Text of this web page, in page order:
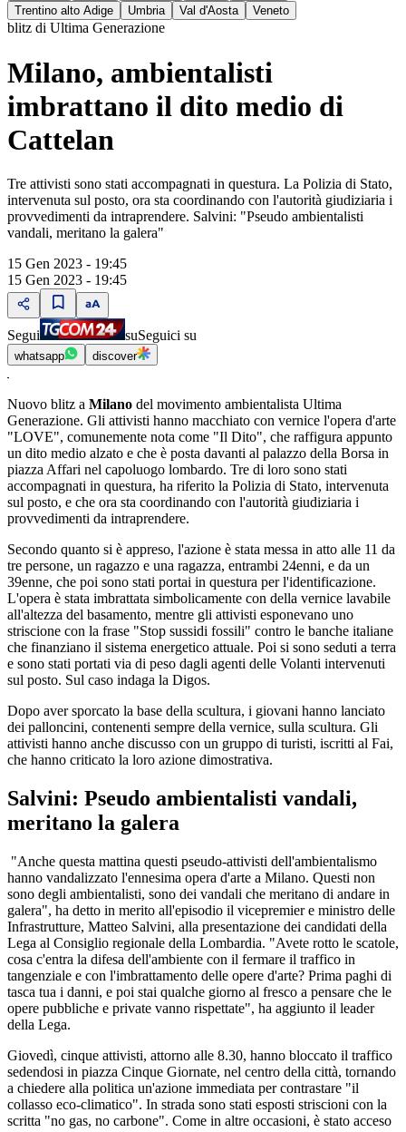
Trentino alto Adige
Umbria Val d'Aosta Veneto
blitz di Ultima Generazione
Milano, ambientalisti
imbrattano il dito medio di
Cattelan
Tre attivisti sono stati accompagnati in questura. La Polizia di Stato,
intervenuta sul posto, ora sta coordinando con l'autorità giudiziaria i
provvedimenti da intraprendere. Salvini: "Pseudo ambientalisti
vandali, meritano la galera"
15 Gen 2023 - 19:45
15 Gen 2023 - 19:45
Segui suSeguici su
whatsapp discover
Nuovo blitz a Milano del movimento ambientalista Ultima
Generazione. Gli attivisti hanno macchiato con vernice l'opera d'arte
"LOVE", comunemente nota come "Il Dito", che raffigura appunto
un dito medio alzato e che è posta davanti al palazzo della Borsa in
piazza Affari nel capoluogo lombardo. Tre di loro sono stati
accompagnati in questura, ha riferito la Polizia di Stato, intervenuta
sul posto, e che ora sta coordinando con l'autorità giudiziaria i
provvedimenti da intraprendere.
Secondo quanto si è appreso, l'azione è stata messa in atto alle 11 da
tre persone, un ragazzo e una ragazza, entrambi 24enni, e da un
39enne, che poi sono stati portai in questura per l'identificazione.
L'opera è stata imbrattata simbolicamente con della vernice lavabile
all'altezza del basamento, mentre gli attivisti esponevano uno
striscione con la frase "Stop sussidi fossili" contro le banche italiane
che finanziano il sistema energetico attuale. Poi si sono seduti a terra
e sono stati portati via di peso dagli agenti delle Volanti intervenuti
sul posto. Sul caso indaga la Digos.
Dopo aver sporcato la base della scultura, i giovani hanno lanciato
dei palloncini, contenenti sempre della vernice, sulla scultura. Gli
attivisti hanno anche discusso con un gruppo di turisti, iscritti al Fai,
che hanno criticato la loro azione dimostrativa.
Salvini: Pseudo ambientalisti vandali,
meritano la galera
"Anche questa mattina questi pseudo-attivisti dell'ambientalismo
hanno vandalizzato l'ennesima opera d'arte a Milano. Questi non
sono degli ambientalisti, sono dei vandali che meritano di andare in
galera", ha detto in merito all'episodio il vicepremier e ministro delle
Infrastrutture, Matteo Salvini, alla presentazione dei candidati della
Lega al Consiglio regionale della Lombardia. "Avete rotto le scatole,
cosa c'entra la difesa dell'ambiente con il fermare il traffico in
tangenziale e con l'imbrattamento delle opere d'arte? Prima paghi di
tasca tua i danni, e poi stai qualche giorno al fresco a pensare che le
opere pubbliche e private vanno rispettate", ha aggiunto il leader
della Lega.
Giovedì, cinque attivisti, attorno alle 8.30, hanno bloccato il traffico
sedendosi in piazza Cinque Giornate, nel centro della città, tornando
a chiedere alla politica un'azione immediata per contrastare "il
collasso eco-climatico". In strada sono stati esposti striscioni con la
scritta "no gas, no carbone". Come in altre occasioni, è stato acceso